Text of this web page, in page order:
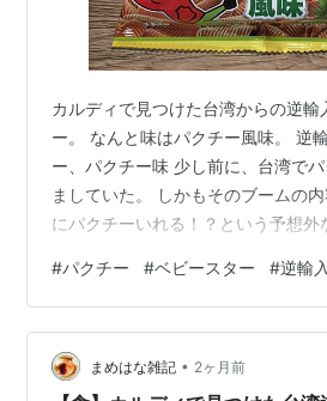
カルディで見つけた台湾からの逆輸
ー。 なんと味はパクチー風味。 逆
ー、パクチー味 少し前に、台湾で
ましていた。 しかもそのブームの
にパクチーいれる！？という予想外
ー、パクチーソフトなど。
（出所）全家Instagram おそらくこ
風味ベビースターも生まれ、日本に
と個人的には推測している。 成分表
入っていない…が、セロリが入って
#パクチー #ベビースター #逆輸入
まめはな雑記 • 2ヶ月前